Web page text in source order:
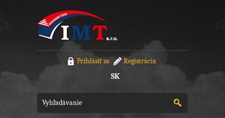
Prihlásiť sa Registrácia
SK